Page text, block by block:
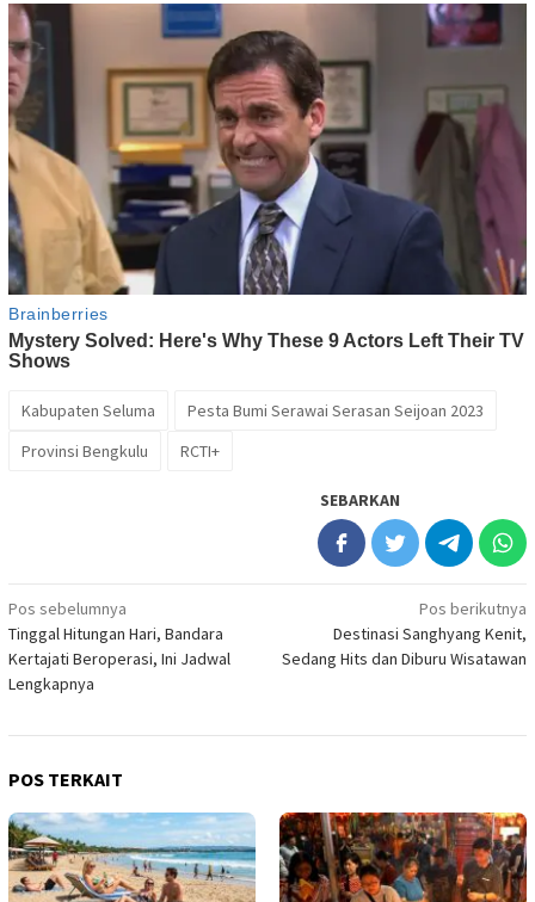
Kabupaten Seluma
Pesta Bumi Serawai Serasan Seijoan 2023
Provinsi Bengkulu
RCTI+
SEBARKAN
Navigasi
pos
Pos sebelumnya
Tinggal Hitungan Hari, Bandara
Kertajati Beroperasi, Ini Jadwal
Lengkapnya
Pos berikutnya
Destinasi Sanghyang Kenit,
Sedang Hits dan Diburu Wisatawan
POS TERKAIT